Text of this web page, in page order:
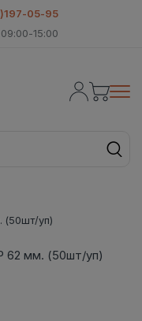
05-95
15:00
(50шт/уп)